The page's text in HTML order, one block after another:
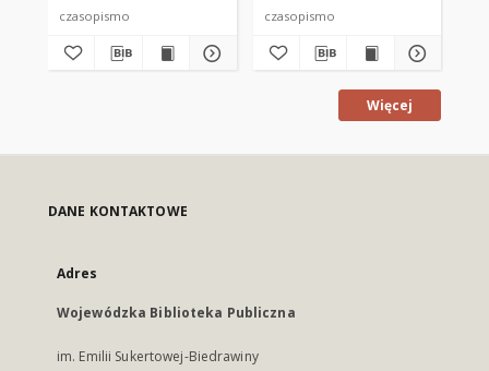
czasopismo czasopismo
Więcej
DANE KONTAKTOWE
Adres
Wojewódzka Biblioteka Publiczna
im. Emilii Sukertowej-Biedrawiny